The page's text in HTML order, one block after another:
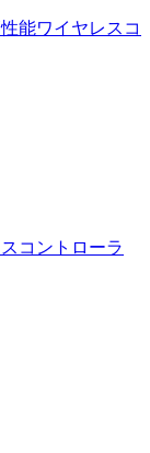
能ワイヤレスコ
コントローラ